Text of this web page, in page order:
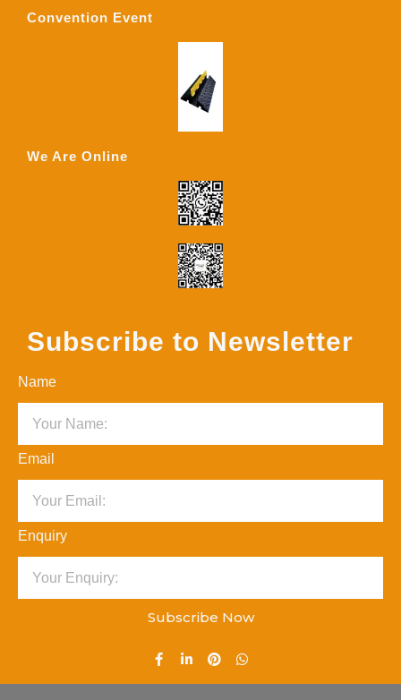
Convention Event
We Are Online
Subscribe to Newsletter
Name
Email
Enquiry
Subscribe Now